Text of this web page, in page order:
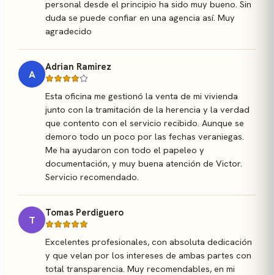
personal desde el principio ha sido muy bueno. Sin
duda se puede confiar en una agencia así. Muy
agradecido
A
Adrian Ramirez
Esta oficina me gestionó la venta de mi vivienda
junto con la tramitación de la herencia y la verdad
que contento con el servicio recibido. Aunque se
demoro todo un poco por las fechas veraniegas.
Me ha ayudaron con todo el papeleo y
documentación, y muy buena atención de Victor.
Servicio recomendado.
T
Tomas Perdiguero
Excelentes profesionales, con absoluta dedicación
y que velan por los intereses de ambas partes con
total transparencia. Muy recomendables, en mi